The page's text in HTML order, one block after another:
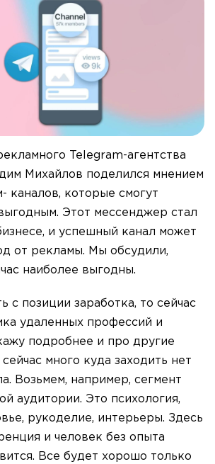
Telegram-агентства
Михайлов поделился мнением
каналов, которые смогут
Этот мессенджер стал
и успешный канал может
от рекламы. Мы обсудили,
наиболее выгодны.
с позиции заработка, то сейчас
удаленных профессий и
подробнее и про другие
много куда заходить нет
Возьмем, например, сегмент
аудитории. Это психология,
рукоделие, интерьеры. Здесь
и человек без опыта
Все будет хорошо только